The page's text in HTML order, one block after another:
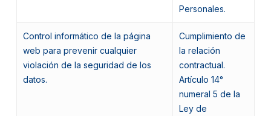
Personales.
Control informático de la página
web para prevenir cualquier
violación de la seguridad de los
datos.
Cumplimiento de
la relación
contractual.
Artículo 14°
numeral 5 de la
Ley de